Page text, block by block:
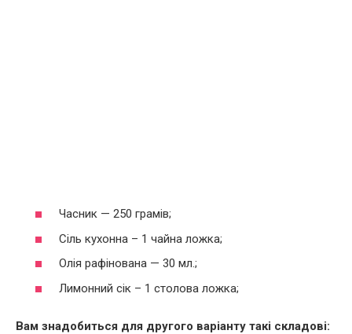
Часник — 250 грамів;
Сіль кухонна – 1 чайна ложка;
Олія рафінована — 30 мл.;
Лимонний сік – 1 столова ложка;
Вам знадобиться для другого варіанту такі складові: